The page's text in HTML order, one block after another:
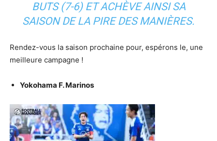
BUTS (7-6) ET ACHÈVE AINSI SA
SAISON DE LA PIRE DES MANIÈRES.
Rendez-vous la saison prochaine pour, espérons le, une
meilleure campagne !
Yokohama F. Marinos